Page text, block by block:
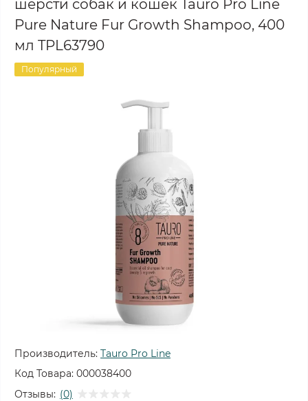
шерсти собак и кошек Tauro Pro Line
Pure Nature Fur Growth Shampoo, 400
мл TPL63790
Популярный
Производитель: Tauro Pro Line
Код Товара: 000038400
Отзывы: (0)